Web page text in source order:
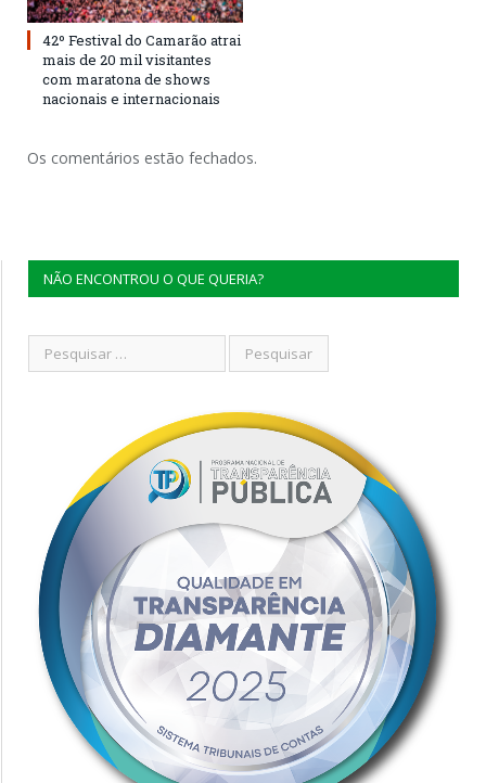
42º Festival do Camarão atrai
mais de 20 mil visitantes
com maratona de shows
nacionais e internacionais
Os comentários estão fechados.
NÃO ENCONTROU O QUE QUERIA?